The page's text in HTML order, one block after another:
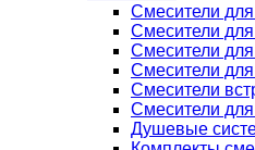
Смесители для
Смесители
Смесители
Смесители
Смесители
Смесители
Душевые